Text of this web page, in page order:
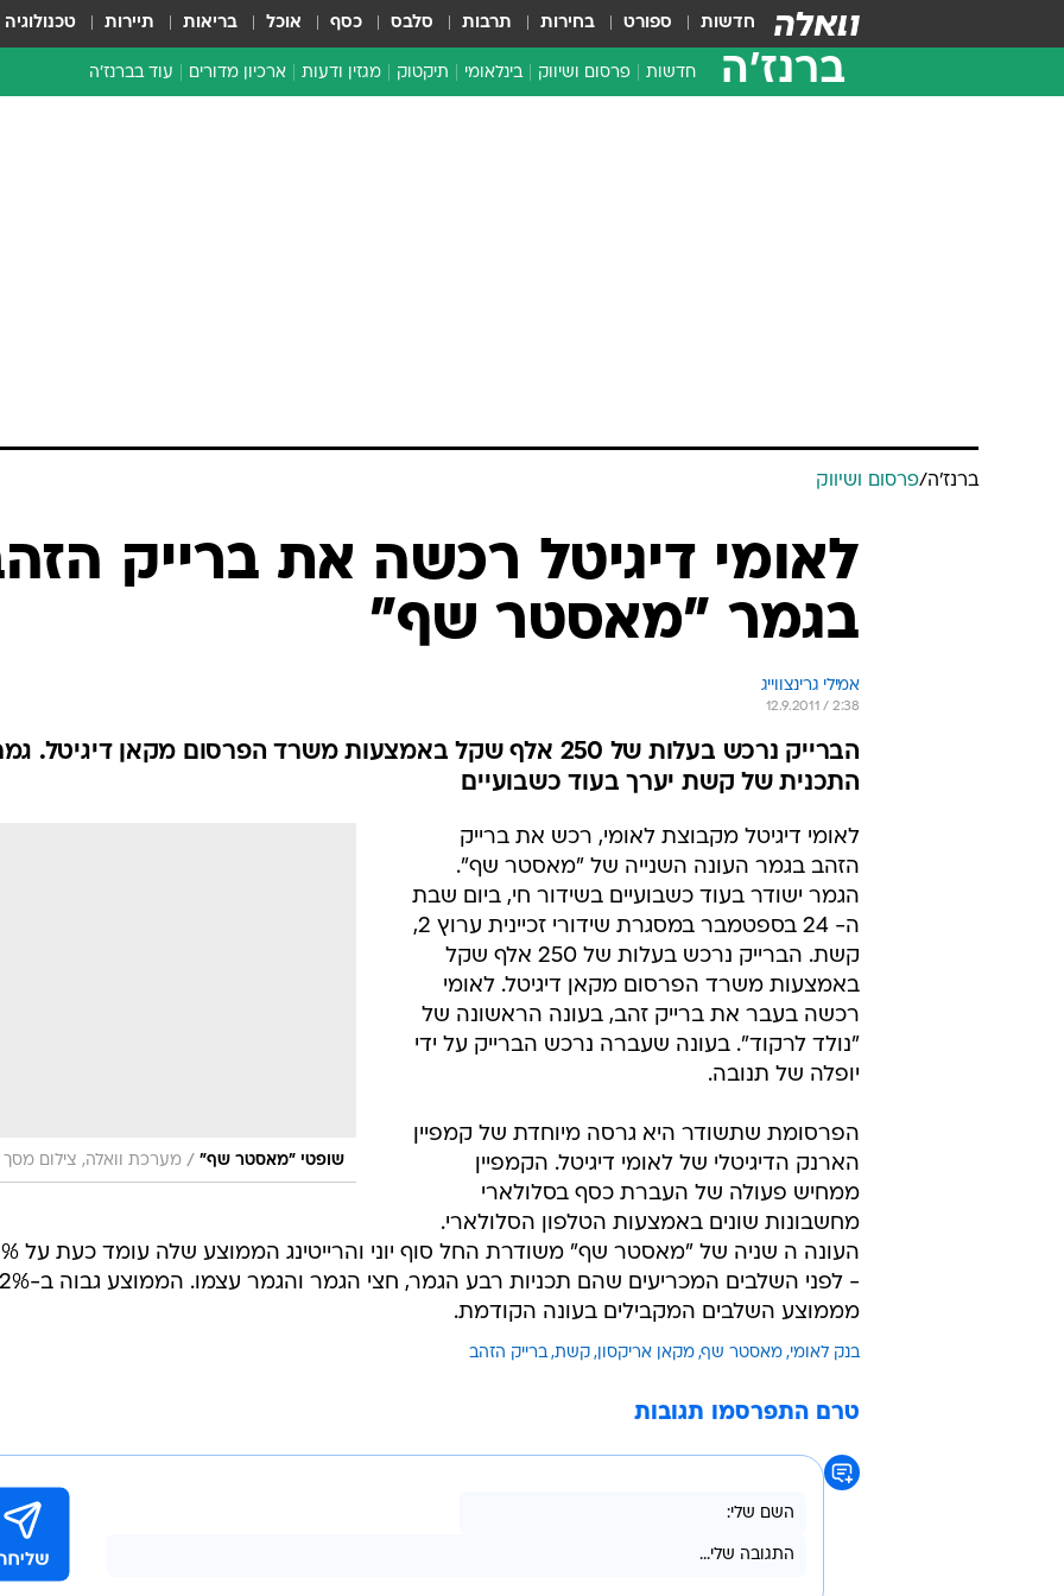
חדשות ספורט בחירות תרבות סלבס כסף אוכל בריאות תיירות טכנולוגיה
ברנז'ה חדשות פרסום ושיווק בינלאומי תיקטוק מגזין ודעות ארכיון מדורים עוד בברנז'ה
ברנז'ה/פרסום ושיווק
לאומי דיגיטל רכשה את ברייק
בגמר "מאסטר שף"
אמילי גרינצווייג
12.9.2011 / 2:38
הברייק נרכש בעלות של 250 אלף שקל באמצעות משרד הפרסום מקאן דיגיטל.
התכנית של קשת יערך בעוד כשבועיים
שופטי "מאסטר שף" / מערכת וואלה, צילום מסך
לאומי דיגיטל מקבוצת לאומי, רכש את ברייק
הזהב בגמר העונה השנייה של "מאסטר שף".
הגמר ישודר בעוד כשבועיים בשידור חי, ביום שבת
ה- 24 בספטמבר במסגרת שידורי זכיינית ערוץ 2,
קשת. הברייק נרכש בעלות של 250 אלף שקל
באמצעות משרד הפרסום מקאן דיגיטל. לאומי
רכשה בעבר את ברייק זהב, בעונה הראשונה של
"נולד לרקוד". בעונה שעברה נרכש הברייק על ידי
יופלה של תנובה.
הפרסומת שתשודר היא גרסה מיוחדת של קמפיין
הארנק הדיגיטלי של לאומי דיגיטל. הקמפיין
ממחיש פעולה של העברת כסף בסלולארי
מחשבונות שונים באמצעות הטלפון הסלולארי.
העונה ה שניה של "מאסטר
- לפני השלבים המכריעים שהם תכניות רבע הגמר, חצי הגמר והגמר עצמו. הממוצע גבוה ב-2%
מממוצע השלבים המקבילים בעונה הקודמת.
בנק לאומי מאסטר שף מקאן אריקסון קשת ברייק הזהב
טרם התפרסמו תגובות